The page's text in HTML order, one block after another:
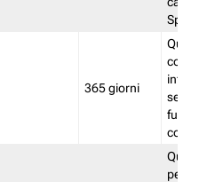
Split
365 giorni